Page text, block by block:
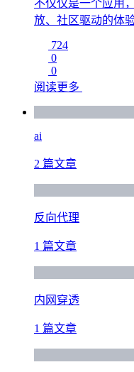
不仅仅是一个应用
放、社区驱动的体
724
0
0
阅读更多
ai
2 篇文章
反向代理
1 篇文章
内网穿透
1 篇文章